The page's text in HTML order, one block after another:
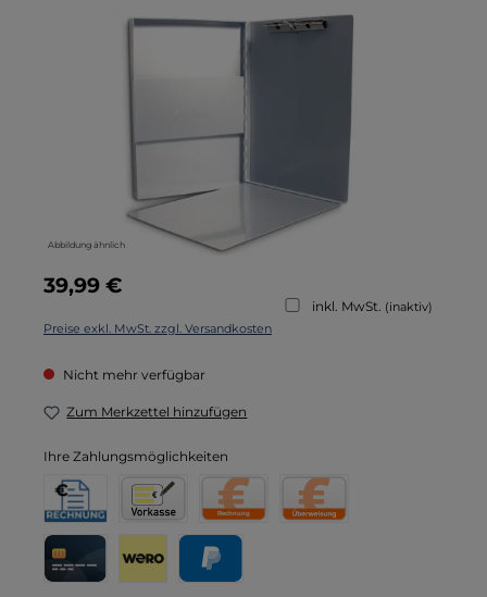
Bildergalerie überspringen
Abbildung ähnlich
Regulärer Preis:
39,99 €
inkl. MwSt. (inaktiv)
Preise exkl. MwSt. zzgl. Versandkosten
Nicht mehr verfügbar
Zum Merkzettel hinzufügen
Ihre Zahlungsmöglichkeiten